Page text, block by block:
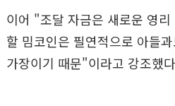
이어 "조달 자금은 새로운 영
할 밈코인은 필연적으로 아들
가장이기 때문"이라고 강조했